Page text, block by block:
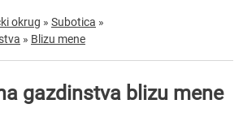
okrug » Subotica »
» Blizu mene
gazdinstva blizu mene